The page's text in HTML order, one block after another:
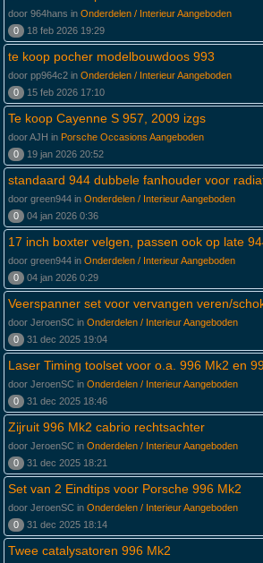
door 964hans in Onderdelen / Interieur Aangeboden
0
18 feb 2026 19:29
te koop pocher modelbouwdoos 993
door pp964c2 in Onderdelen / Interieur Aangeboden
0
15 feb 2026 17:10
Te koop Cayenne S 957, 2009 izgs
door AJH in Porsche Occasions Aangeboden
0
19 jan 2026 20:52
standaard 944 dubbele fanhouder voor
door green944 in Onderdelen / Interieur Aangeboden
0
04 jan 2026 0:36
17 inch boxter velgen, passen ook op late
door green944 in Onderdelen / Interieur Aangeboden
0
04 jan 2026 0:29
Veerspanner set voor vervangen veren/
door JeroenSC in Onderdelen / Interieur Aangeboden
0
31 dec 2025 19:04
Laser Timing toolset voor o.a. 996 Mk2 en
door JeroenSC in Onderdelen / Interieur Aangeboden
0
31 dec 2025 18:46
Zijruit 996 Mk2 cabrio rechtsachter
door JeroenSC in Onderdelen / Interieur Aangeboden
0
31 dec 2025 18:21
Set van 2 Eindtips voor Porsche 996 Mk2
door JeroenSC in Onderdelen / Interieur Aangeboden
0
31 dec 2025 18:14
Twee catalysatoren 996 Mk2